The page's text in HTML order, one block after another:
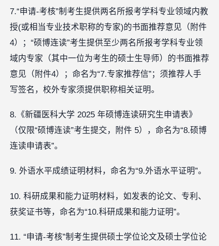
7.“申请-考核”制考生提供两名所报考学科专业领域内教
授(或相当专业技术职称的专家)的书面推荐意见（附件
4）；“硕博连读”考生提供至少两名所报考学科专业领
域内专家（其中一位为考生的硕士生导师）的书面推荐
意见（附件4）；命名为“7.专家推荐信”；须推荐人手
写签名，校外专家须提供职称相关证明。
8.《新疆医科大学 2025 年硕博连读研究生申请表》
（仅限“硕博连读”考生提交，附件 5），命名为“8.硕博
连读申请表”。
9. 外语水平成绩证明材料，命名为“9.外语水平证明”。
10. 科研成果和能力证明材料，如发表的论文、专利、
获奖证书等，命名为“10.科研成果和能力证明”。
11. “申请-考核”制考生提供硕士学位论文及硕士学位论